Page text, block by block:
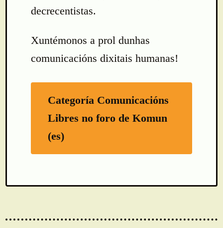
decrecentistas.
Xuntémonos a prol dunhas
comunicacións dixitais humanas!
Categoría Comunicacións
Libres no foro de Komun
(es)